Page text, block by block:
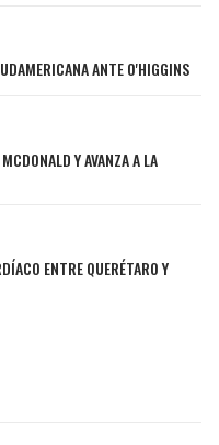
ANTE O'HIGGINS
Y AVANZA A LA
ENTRE QUERÉTARO Y